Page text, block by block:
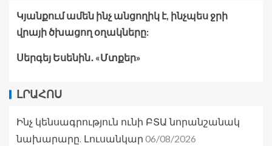
Կյանքում ամեն ինչ անցողիկ է, ինչպես ջրի
վրայի ծխացող օղակները:
Սերգեյ Եսենին․ «Մտքեր»
ԼՐԱՀՈՍ
Ինչ կենսագրություն ունի ԲՏԱ նորանշանակ
նախարարը. Լուսանկար 06/08/2026